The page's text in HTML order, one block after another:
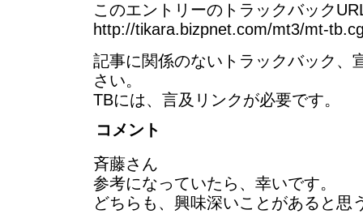
このエントリーのトラックバック
http://tikara.bizpnet.com/mt3/mt-
記事に関係のないトラックバック、
さい。
TBには、言及リンクが必要です。
コメント
斉藤さん
参考になっていたら、幸いです。
どちらも、興味深いことがあると思